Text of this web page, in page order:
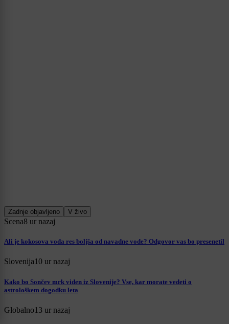
Zadnje objavljeno V živo
Scena8 ur nazaj
Ali je kokosova voda res boljša od navadne vode? Odgovor vas bo presenetil
Slovenija10 ur nazaj
Kako bo Sončev mrk viden iz Slovenije? Vse, kar morate vedeti o
astrološkem dogodku leta
Globalno13 ur nazaj